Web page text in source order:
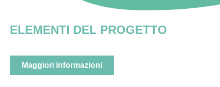
ELEMENTI DEL PROGETTO
Maggiori informazioni